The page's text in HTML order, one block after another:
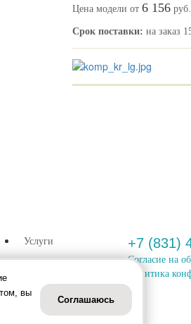
Цена модели от 6 156 руб.
Срок поставки: на заказ
Услуги
+7 (831)
Согласие на
Политика
вы
Соглашаюсь